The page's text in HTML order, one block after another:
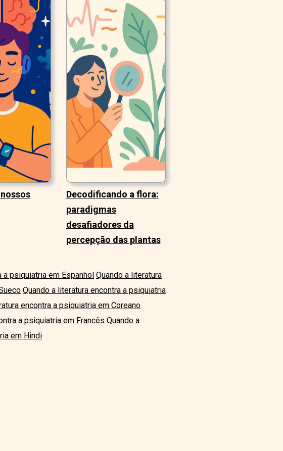
Decodificando a flora:
paradigmas
desafiadores da
percepção das plantas
psiquiatria em Espanhol Quando a literatura
Quando a literatura encontra a psiquiatria
encontra a psiquiatria em Coreano
a psiquiatria em Francês Quando a
em Hindi